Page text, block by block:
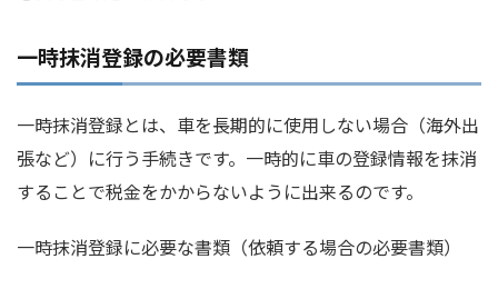
一時抹消登録の必要書類
一時抹消登録とは、車を長期的に使用しない場合（海外出
張など）に行う手続きです。一時的に車の登録情報を抹消
することで税金をかからないように出来るのです。
一時抹消登録に必要な書類（依頼する場合の必要書類）